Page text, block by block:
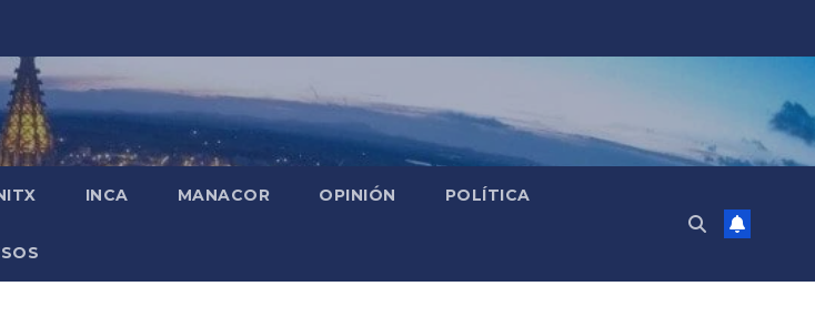
INCA MANACOR OPINIÓN POLÍTICA